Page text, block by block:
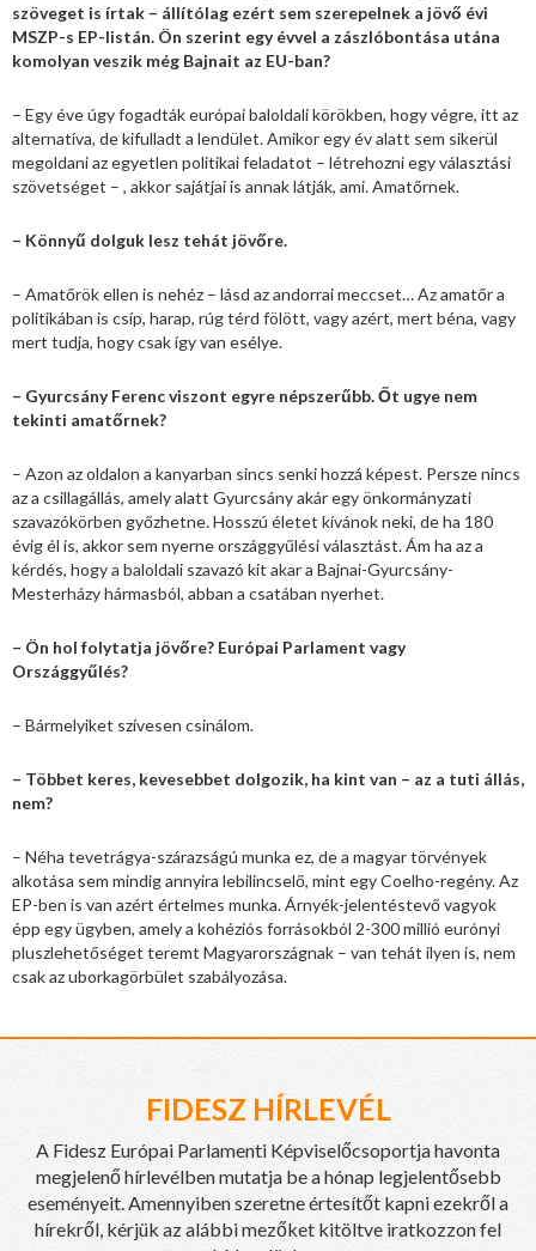
szöveget is írtak – állítólag ezért sem szerepelnek a jövő évi
MSZP-s EP-listán. Ön szerint egy évvel a zászlóbontása utána
komolyan veszik még Bajnait az EU-ban?
– Egy éve úgy fogadták európai baloldali körökben, hogy végre, itt az
alternatíva, de kifulladt a lendület. Amikor egy év alatt sem sikerül
megoldani az egyetlen politikai feladatot – létrehozni egy választási
szövetséget – , akkor sajátjai is annak látják, ami. Amatőrnek.
– Könnyű dolguk lesz tehát jövőre.
– Amatőrök ellen is nehéz – lásd az andorrai meccset… Az amatőr a
politikában is csíp, harap, rúg térd fölött, vagy azért, mert béna, vagy
mert tudja, hogy csak így van esélye.
– Gyurcsány Ferenc viszont egyre népszerűbb. Őt ugye nem
tekinti amatőrnek?
– Azon az oldalon a kanyarban sincs senki hozzá képest. Persze nincs
az a csillagállás, amely alatt Gyurcsány akár egy önkormányzati
szavazókörben győzhetne. Hosszú életet kívánok neki, de ha 180
évig él is, akkor sem nyerne országgyűlési választást. Ám ha az a
kérdés, hogy a baloldali szavazó kit akar a Bajnai-Gyurcsány-
Mesterházy hármasból, abban a csatában nyerhet.
– Ön hol folytatja jövőre? Európai Parlament vagy
Országgyűlés?
– Bármelyiket szívesen csinálom.
– Többet keres, kevesebbet dolgozik, ha kint van – az a tuti állás,
nem?
– Néha tevetrágya-szárazságú munka ez, de a magyar törvények
alkotása sem mindig annyira lebilincselő, mint egy Coelho-regény. Az
EP-ben is van azért értelmes munka. Árnyék-jelentéstevő vagyok
épp egy ügyben, amely a kohéziós forrásokból 2-300 millió eurónyi
pluszlehetőséget teremt Magyarországnak – van tehát ilyen is, nem
csak az uborkagörbület szabályozása.
FIDESZ HÍRLEVÉL
A Fidesz Európai Parlamenti Képviselőcsoportja havonta
megjelenő hírlevélben mutatja be a hónap legjelentősebb
eseményeit. Amennyiben szeretne értesítőt kapni ezekről a
hírekről, kérjük az alábbi mezőket kitöltve iratkozzon fel